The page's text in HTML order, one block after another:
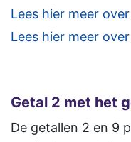
Lees hier meer
Lees hier meer
Getal 2 met het
De getallen 2 en 9